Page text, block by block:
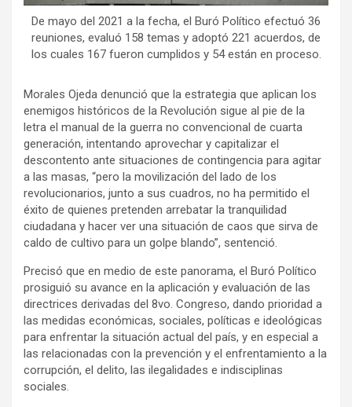
De mayo del 2021 a la fecha, el Buró Político efectuó 36
reuniones, evaluó 158 temas y adoptó 221 acuerdos, de
los cuales 167 fueron cumplidos y 54 están en proceso.
Morales Ojeda denunció que la estrategia que aplican los
enemigos históricos de la Revolución sigue al pie de la
letra el manual de la guerra no convencional de cuarta
generación, intentando aprovechar y capitalizar el
descontento ante situaciones de contingencia para agitar
a las masas, “pero la movilización del lado de los
revolucionarios, junto a sus cuadros, no ha permitido el
éxito de quienes pretenden arrebatar la tranquilidad
ciudadana y hacer ver una situación de caos que sirva de
caldo de cultivo para un golpe blando”, sentenció.
Precisó que en medio de este panorama, el Buró Político
prosiguió su avance en la aplicación y evaluación de las
directrices derivadas del 8vo. Congreso, dando prioridad a
las medidas económicas, sociales, políticas e ideológicas
para enfrentar la situación actual del país, y en especial a
las relacionadas con la prevención y el enfrentamiento a la
corrupción, el delito, las ilegalidades e indisciplinas
sociales.